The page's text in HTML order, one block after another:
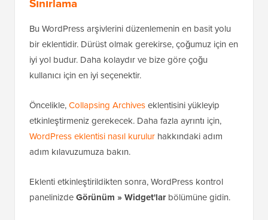
Bu WordPress arşivlerini düzenlemenin en basit yolu
bir eklentidir. Dürüst olmak gerekirse, çoğumuz için en
iyi yol budur. Daha kolaydır ve bize göre çoğu
kullanıcı için en iyi seçenektir.
Öncelikle,Collapsing Archiveseklentisini yükleyip
etkinleştirmeniz gerekecek. Daha fazla ayrıntı için,
WordPress eklentisi nasıl kurulur hakkındaki adım
adım kılavuzumuza bakın.
Eklenti etkinleştirildikten sonra, WordPress kontrol
panelinizdeGörünüm » Widget'larbölümüne gidin.